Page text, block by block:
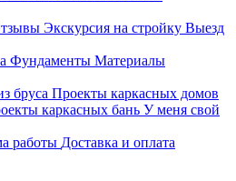
Экскурсия на стройку Выезд
Фундаменты Материалы
бруса Проекты каркасных домов
каркасных бань У меня свой
работы Доставка и оплата